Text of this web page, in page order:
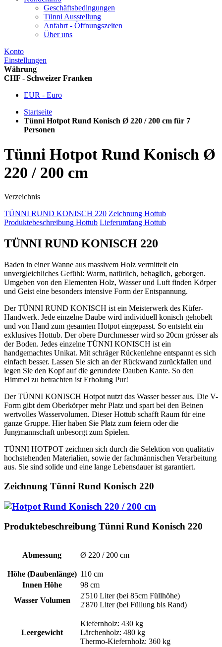
Geschäftsbedingungen
Tünni Ausstellung
Anfahrt - Öffnungszeiten
Über uns
Konto
Einstellungen
Währung
CHF - Schweizer Franken
EUR - Euro
Startseite
Tünni Hotpot Rund Konisch Ø 220 / 200 cm für 7
Personen
Tünni Hotpot Rund Konisch Ø
220 / 200 cm
Verzeichnis
TÜNNI RUND KONISCH 220 Zeichnung Hottub
Produktebeschreibung Hottub Lieferumfang Hottub
TÜNNI RUND KONISCH 220
Baden in einer Wanne aus massivem Holz vermittelt ein
unvergleichliches Gefühl: Warm, natürlich, behaglich, geborgen.
Umgeben von den Elementen Holz, Wasser und Luft finden Körper
und Geist eine besonders intensive Form der Entspannung.
Der TÜNNI RUND KONISCH ist ein Meisterwerk des Küfer-
Handwerk. Jede einzelne Daube wird individuell konisch gehobelt
und von Hand zum gesamten Hotpot eingepasst. So entsteht ein
exklusives Hottub. Der obere Durchmesser wird so 20cm grösser als
der Boden. Jedes einzelne TÜNNI KONISCH ist ein
handgemachtes Unikat. Mit schräger Rückenlehne entspannt es sich
einfach besser. Lassen Sie sich an der Rückwand zurückfallen und
legen Sie den Kopf auf die gerundete Dauben Kante. So den
Himmel zu betrachten ist Erholung Pur!
Der TÜNNI KONISCH Hotpot nutzt das Wasser besser aus. Die V-
Form gibt dem Oberkörper mehr Platz und spart bei den Beinen
wertvolles Wasservolumen. Dieser Hottub schafft Raum für eine
ganze Gruppe. Hier haben Sie Platz zum feiern oder die
Jungmannschaft unbesorgt zum Spielen.
TÜNNI HOTPOT zeichnen sich durch die Selektion von qualitativ
hochstehenden Materialien, sowie der fachmännischen Verarbeitung
aus. Sie sind solide und eine lange Lebensdauer ist garantiert.
Zeichnung Tünni Rund Konisch 220
Produktebeschreibung Tünni Rund Konisch 220
Abmessung Ø 220 / 200 cm
Höhe (Daubenlänge) 110 cm
Innen Höhe
98 cm
Wasser Volumen
2'510 Liter (bei 85cm Füllhöhe)
2'870 Liter (bei Füllung bis Rand)
Leergewicht
Kiefernholz: 430 kg
Lärchenholz: 480 kg
Thermo-Kiefernholz: 360 kg